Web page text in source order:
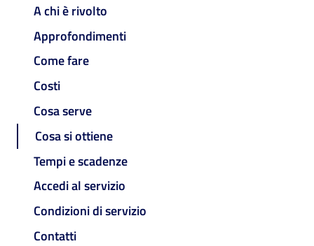
A chi è rivolto
Approfondimenti
Come fare
Costi
Cosa serve
Cosa si ottiene
Tempi e scadenze
Accedi al servizio
Condizioni di servizio
Contatti